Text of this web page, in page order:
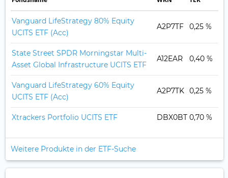
Vanguard LifeStrategy 80% Equity
UCITS ETF (Acc)
A2P7TF 0,25 %
State Street SPDR Morningstar Multi-
Asset Global Infrastructure UCITS ETF
A12EAR 0,40 %
Vanguard LifeStrategy 60% Equity
UCITS ETF (Acc)
A2P7TK 0,25 %
Xtrackers Portfolio UCITS ETF DBX0BT 0,70 %
Weitere Produkte in der ETF-Suche